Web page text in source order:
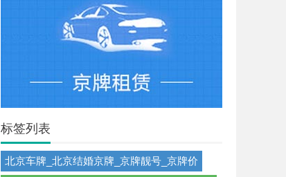
标签列表
北京车牌_北京结婚京牌_京牌靓号_京牌价